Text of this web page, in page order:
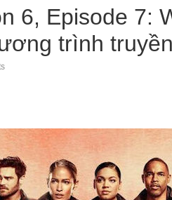
6, Episode 7:
trình